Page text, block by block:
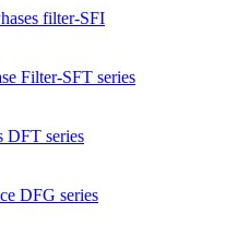
filter-SFI
Filter-SFT series
DFT series
DFG series